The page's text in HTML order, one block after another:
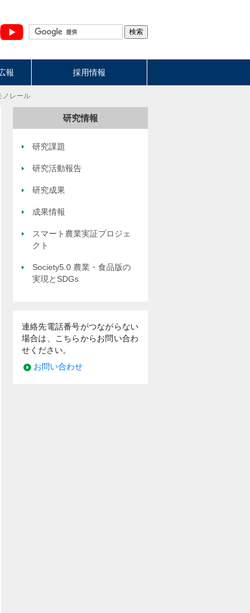
報 採用情報
ノレール
研究情報
研究課題
研究活動報告
研究成果
成果情報
スマート農業実証プロジェ
クト
Society5.0 農業・食品版の
実現とSDGs
連絡先電話番号がつながらない
場合は、こちらからお問い合わ
せください。
お問い合わせ